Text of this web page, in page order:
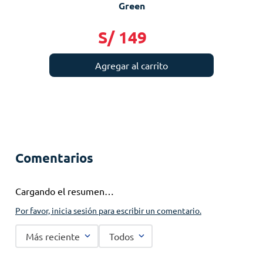
Green
S/ 149
Agregar al carrito
Comentarios
Cargando el resumen…
Por favor, inicia sesión para escribir un comentario.
Más reciente Todos